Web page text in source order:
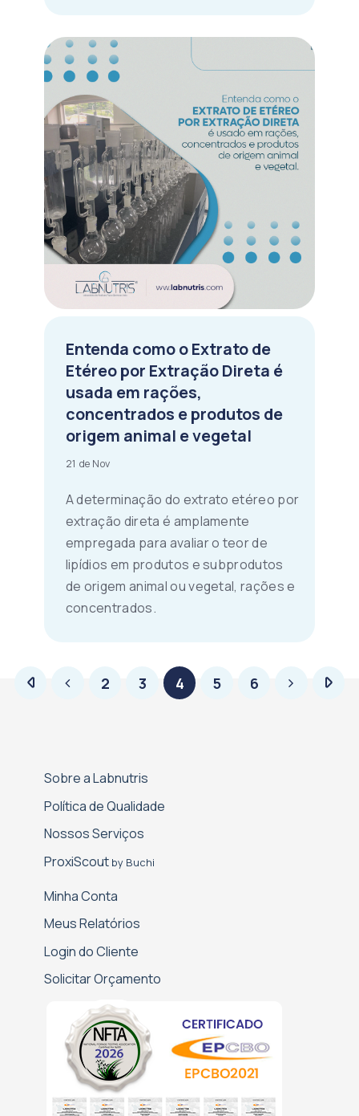
Entenda como o Extrato de
Etéreo por Extração Direta é
usada em rações,
concentrados e produtos de
origem animal e vegetal
21 de Nov
A determinação do extrato etéreo por
extração direta é amplamente
empregada para avaliar o teor de
lipídios em produtos e subprodutos
de origem animal ou vegetal, rações e
concentrados.
2 3 4 5 6
Sobre a Labnutris
Política de Qualidade
Nossos Serviços
Proxi­Scout by Buchi
Minha Conta
Meus Relatórios
Login do Cliente
Solicitar Orçamento